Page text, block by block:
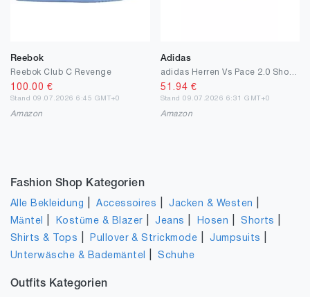
Reebok
Reebok Club C Revenge
100.00 €
Stand 09.07.2026 6:45 GMT+0
Amazon
Adidas
51.94 €
Stand 09.07.2026 6:31 GMT+0
Amazon
Fashion Shop Kategorien
Alle Bekleidung |Accessoires |Jacken & Westen
Mäntel Kostüme & Blazer |Jeans Hosen |Shorts
Shirts & Tops Pullover & Strickmode |Jumpsuits
Unterwäsche & Bademäntel |Schuhe
Outfits Kategorien